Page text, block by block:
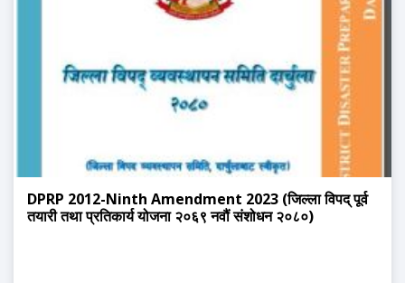
DPRP 2012-Ninth Amendment 2023 (जिल्ला विपद् पूर्व
तयारी तथा प्रतिकार्य योजना २०६९ नवौं संशोधन २०८०)